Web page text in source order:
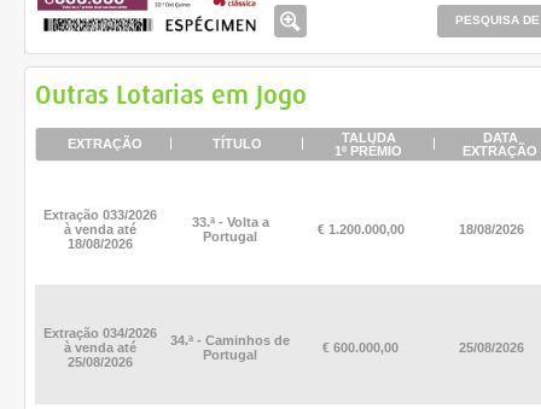
PESQUISA
Outras Lotarias em Jogo
EXTRAÇÃO TÍTULO
TALUDA
1º PRÉMIO
DATA
EXTRAÇÃO
Extração 033/2026
à venda até
18/08/2026
33.ª - Volta a
Portugal
€ 1.200.000,00 18/08/2026
Extração 034/2026
à venda até
25/08/2026
34.ª - Caminhos de
Portugal
€ 600.000,00 25/08/2026